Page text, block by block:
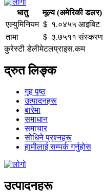
धातु मूल्य (अमेरिकी डलर)
एल्युमिनियम ＄ १.०४५५ आइबिट
तामा
＄ ३.७५११ संस्करण
कुरेस्टी डेलीमेटलप्राइस.कम
द्रुत लिङ्क
गृह पृष्ठ
उत्पादनहरू
बारेमा
समाधान
समाचार
सोधिने प्रश्नहरू
हामीलाई सम्पर्क गर्नुहोस
उत्पादनहरू